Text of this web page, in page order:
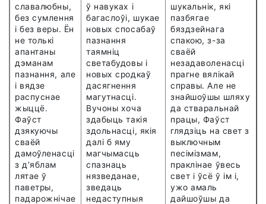
славалюбны,
без сумлення
і без веры. Ён
не толькі
апантаны
дэманам
пазнання, але
і вядзе
распуснае
жыццё.
Фаўст
дзякуючы
сваёй
дамоўленасці
з д’яблам
лятае ў
паветры,
падарожнічае
ў навуках і
багаслоўі, шукае
новых спосабаў
пазнання
таямніц
светабудовы і
новых сродкаў
дасягнення
магутнасці.
Вучоны хоча
здабыць такія
здольнасці, якія
далі б яму
магчымасць
спазнаць
нязведанае,
зведаць
недаступныя
шукальнік, які
пазбягае
бяздзейнага
спакою, з-за
сваёй
незадаволенасці
прагне вялікай
справы. Але не
знайшоўшы шляху
да стваральнай
працы, Фаўст
глядзіць на свет з
выключным
песімізмам,
праклінае ўвесь
свет і ўсё ў ім і,
ужо амаль
дайшоўшы да